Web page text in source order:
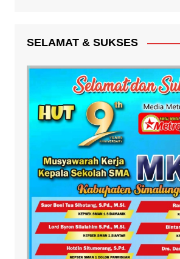
SELAMAT & SUKSES